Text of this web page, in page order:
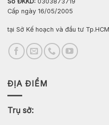
Cấp ngày 16/05/2005
tại Sở Kế hoạch và đầu tư Tp.HCM
ĐỊA ĐIỂM
Trụ sở: